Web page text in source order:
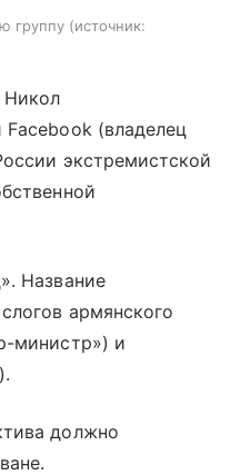
группу
источник:
(владелец
экстремистской
Название
армянского
министр») и
должно